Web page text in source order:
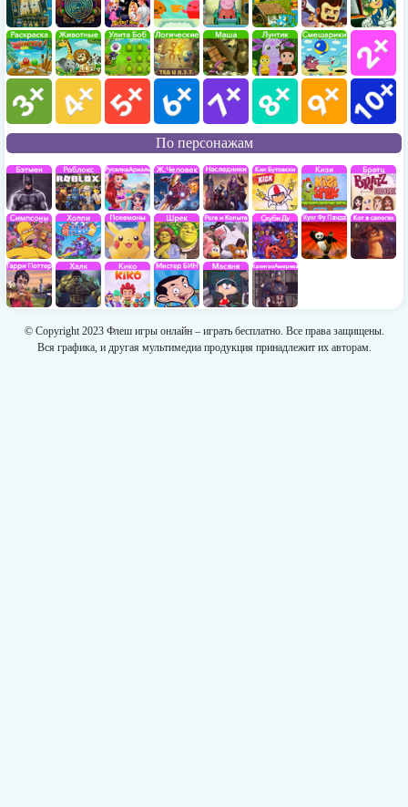
По персонажам
© Copyright 2023 Флеш игры онлайн – играть бесплатно. Все права защищены.
Вся графика, и другая мультимедиа продукция принадлежит их авторам.